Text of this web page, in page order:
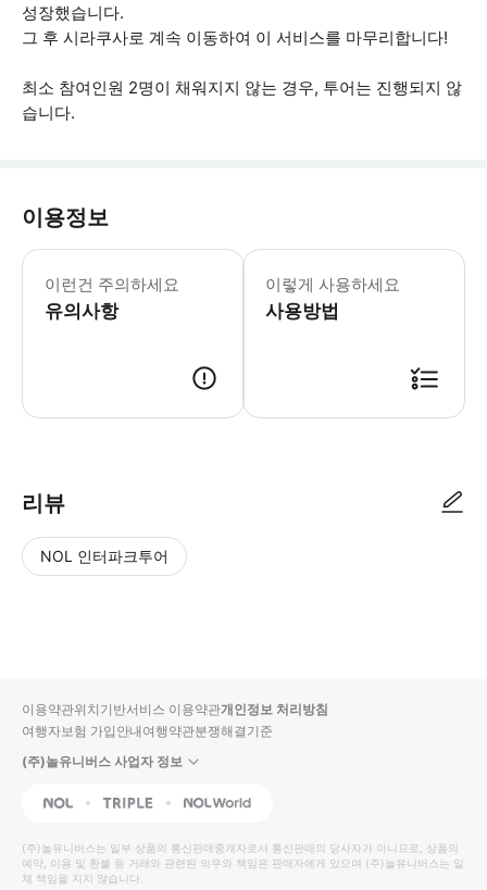
성장했습니다.
그 후 시라쿠사로 계속 이동하여 이 서비스를 마무리합니다!
최소 참여인원 2명이 채워지지 않는 경우, 투어는 진행되지 않
습니다.
이용정보
이런건 주의하세요
유의사항
이 체험은 최소 여행자 수가 필요합니
이렇게 사용하세요
사용방법
리뷰
NOL 인터파크투어
입니
다.
높
은
동
영
순
상
이용약관위치기반서비스 이용약관개인정보 처리방침
여행자보험 가입안내여행약관분쟁해결기준
(주)놀유니버스 사업자 정보
NOL Triple Interpark Global
(주)놀유니버스는 일부 상품의 통신판매중개자로서 통신판매의 당사자가 아니므로, 상품의
예약, 이용 및 환불 등 거래와 관련된 의무와 책임은 판매자에게 있으며 (주)놀유니버스는 일
체 책임을 지지 않습니다.